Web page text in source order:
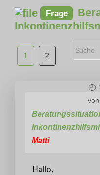
Frage
1 2
von
Matti
Hallo,